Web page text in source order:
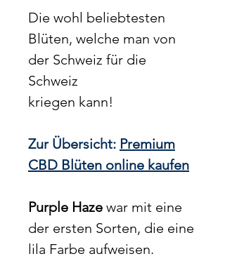
Die wohl beliebtesten
Blüten, welche man von
der Schweiz für die
Schweiz
kriegen kann!
Zur Übersicht: Premium
CBD Blüten online kaufen
Purple Haze war mit eine
der ersten Sorten, die eine
lila Farbe aufweisen.